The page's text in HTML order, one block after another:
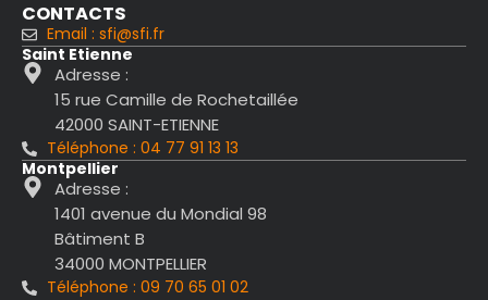
CONTACTS
Email : sfi@sfi.fr
Saint Etienne
Adresse :
15 rue Camille de Rochetaillée
42000 SAINT-ETIENNE
Téléphone : 04 77 91 13 13
Montpellier
Adresse :
1401 avenue du Mondial 98
Bâtiment B
34000 MONTPELLIER
Téléphone : 09 70 65 01 02